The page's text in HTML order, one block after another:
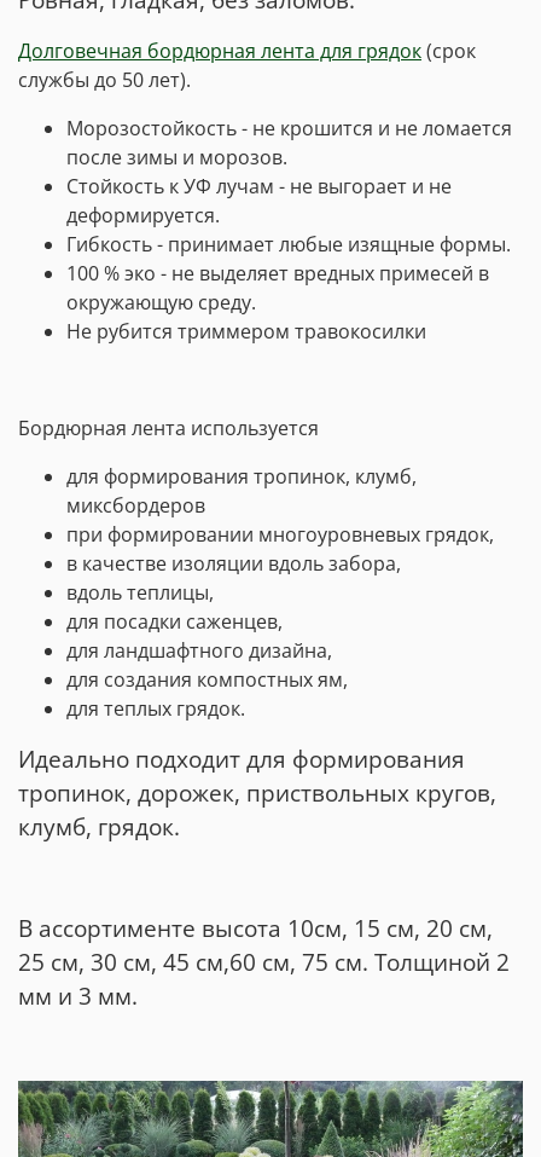
Долговечная бордюрная лента для грядок(срок
службы до 50 лет).
Морозостойкость - не крошится и не ломается
после зимы и морозов.
Стойкость к УФ лучам - не выгорает и не
деформируется.
Гибкость - принимает любые изящные формы.
100 % эко - не выделяет вредных примесей в
окружающую среду.
Не рубится триммером травокосилки
Бордюрная лента используется
для формирования тропинок, клумб,
миксбордеров
при формировании многоуровневых грядок,
в качестве изоляции вдоль забора,
вдоль теплицы,
для посадки саженцев,
для ландшафтного дизайна,
для создания компостных ям,
для теплых грядок.
Идеально подходит для формирования
тропинок, дорожек, приствольных кругов,
клумб, грядок.
В ассортименте высота 10см, 15 см, 20 см,
25 см, 30 см, 45 см,60 см, 75 см. Толщиной 2
мм и 3 мм.